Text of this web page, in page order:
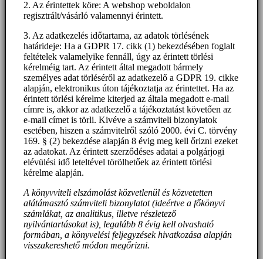
2. Az érintettek köre: A webshop weboldalon
regisztrált/vásárló valamennyi érintett.
3. Az adatkezelés időtartama, az adatok törlésének
határideje: Ha a GDPR 17. cikk (1) bekezdésében foglalt
feltételek valamelyike fennáll, úgy az érintett törlési
kérelméig tart. Az érintett által megadott bármely
személyes adat törléséről az adatkezelő a GDPR 19. cikke
alapján, elektronikus úton tájékoztatja az érintettet. Ha az
érintett törlési kérelme kiterjed az általa megadott e-mail
címre is, akkor az adatkezelő a tájékoztatást követően az
e-mail címet is törli. Kivéve a számviteli bizonylatok
esetében, hiszen a számvitelről szóló 2000. évi C. törvény
169. § (2) bekezdése alapján 8 évig meg kell őrizni ezeket
az adatokat. Az érintett szerződéses adatai a polgárjogi
elévülési idő leteltével törölhetőek az érintett törlési
kérelme alapján.
A könyvviteli elszámolást közvetlenül és közvetetten
alátámasztó számviteli bizonylatot (ideértve a főkönyvi
számlákat, az analitikus, illetve részletező
nyilvántartásokat is), legalább 8 évig kell olvasható
formában, a könyvelési feljegyzések hivatkozása alapján
visszakereshető módon megőrizni.